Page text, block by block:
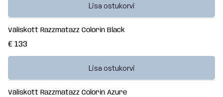
Lisa ostukorvi
Väliskott Razzmatazz Colorin Black
€ 133
Lisa ostukorvi
Väliskott Razzmatazz Colorin Azure